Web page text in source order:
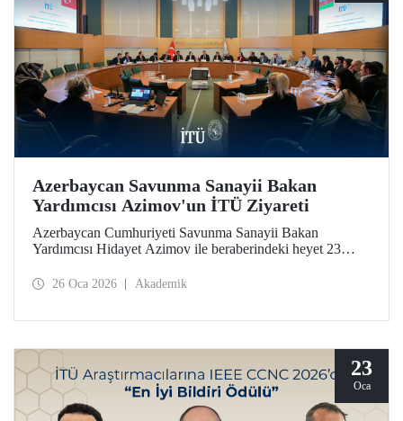
Azerbaycan Savunma Sanayii Bakan
Yardımcısı Azimov'un İTÜ Ziyareti
Azerbaycan Cumhuriyeti Savunma Sanayii Bakan
Yardımcısı Hidayet Azimov ile beraberindeki heyet 23
ziyarette bulundu.
26 Oca 2026 Akademik
23
Oca